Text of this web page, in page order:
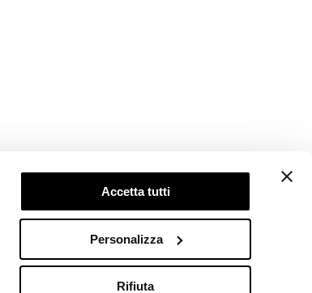
Accetta tutti
Personalizza
Rifiuta
Follow us